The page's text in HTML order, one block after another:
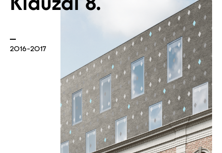
Határok
2016-2017